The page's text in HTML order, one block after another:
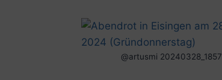
@artusmi 20240328_1857